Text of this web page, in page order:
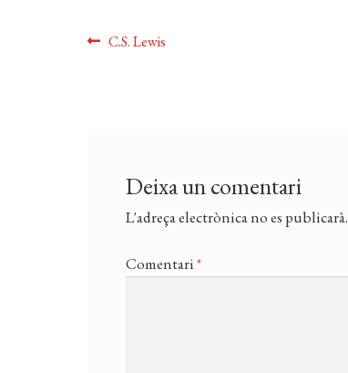
Navegació
Entrada
C.S. Lewis
Deixa un comentari
L'adreça electrònica no es publicarà.
Comentari*